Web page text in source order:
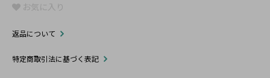
お気に入り
返品について
特定商取引法に基づく表記